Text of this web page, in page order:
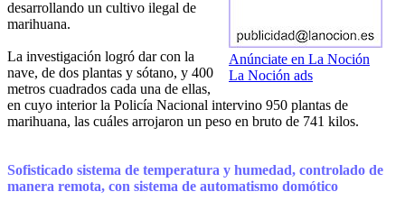
Anúnciate en La Noción
La Noción ads
desarrollando un cultivo ilegal de
marihuana.
La investigación logró dar con la
nave, de dos plantas y sótano, y 400
metros cuadrados cada una de ellas,
en cuyo interior la Policía Nacional intervino 950 plantas de
marihuana, las cuáles arrojaron un peso en bruto de 741 kilos.
Sofisticado sistema de temperatura y humedad, controlado de
manera remota, con sistema de automatismo domótico